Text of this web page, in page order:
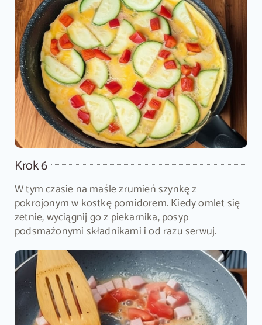
Krok 6
W tym czasie na maśle zrumień szynkę z
pokrojonym w kostkę pomidorem. Kiedy omlet się
zetnie, wyciągnij go z piekarnika, posyp
podsmażonymi składnikami i od razu serwuj.